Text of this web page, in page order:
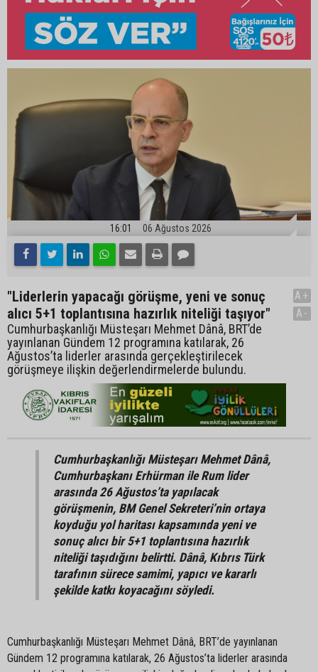
16:01 06 Ağustos 2026
"Liderlerin yapacağı görüşme, yeni ve sonuç
alıcı 5+1 toplantısına hazırlık niteliği taşıyor"
Cumhurbaşkanlığı Müsteşarı Mehmet Dânâ, BRT’de
yayınlanan Gündem 12 programına katılarak, 26
Ağustos’ta liderler arasında gerçekleştirilecek
görüşmeye ilişkin değerlendirmelerde bulundu.
A+
A-
Cumhurbaşkanlığı Müsteşarı Mehmet Dânâ,
Cumhurbaşkanı Erhürman ile Rum lider
arasında 26 Ağustos’ta yapılacak
görüşmenin, BM Genel Sekreteri’nin ortaya
koyduğu yol haritası kapsamında yeni ve
sonuç alıcı bir 5+1 toplantısına hazırlık
niteliği taşıdığını belirtti. Dânâ, Kıbrıs Türk
tarafının sürece samimi, yapıcı ve kararlı
şekilde katkı koyacağını söyledi.
Cumhurbaşkanlığı Müsteşarı Mehmet Dânâ, BRT’de yayınlanan
Gündem 12 programına katılarak, 26 Ağustos’ta liderler arasında